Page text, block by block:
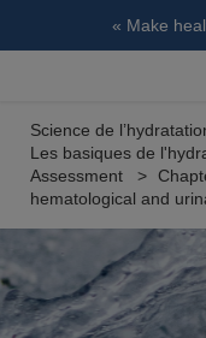
« Make
Science de
Les basiques de
Assessment
hematological and